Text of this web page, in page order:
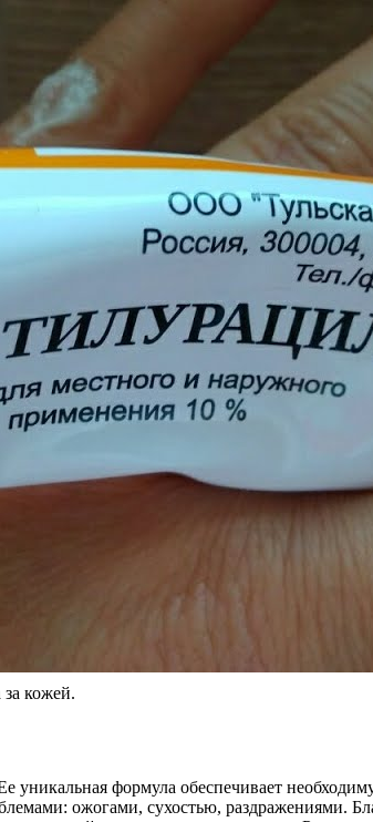
кожей.
уникальная формула обеспечивает
ожогами, сухостью, раздражениями.